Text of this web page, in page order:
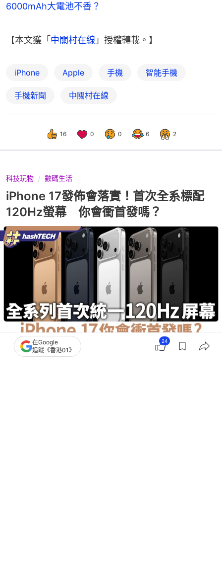
6000mAh大電池不香？
【本文獲「中關村在線 」授權轉載。】
iPhone Apple 手機 智能手機
手機新聞 中關村在線
16 0 0 6 2
科技玩物 數碼生活
iPhone 17發佈會落實！首次全系標配
120Hz螢幕 你會衝首發嗎？
撰文：快科技
在Google
追蹤《香港01》
24